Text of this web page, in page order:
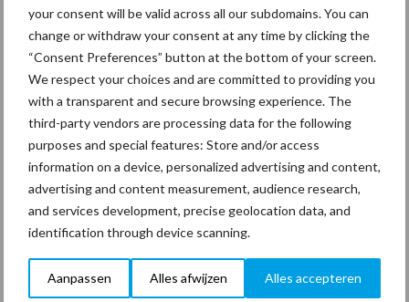
your consent will be valid across all our subdomains. You can
change or withdraw your consent at any time by clicking the
“Consent Preferences” button at the bottom of your screen.
We respect your choices and are committed to providing you
with a transparent and secure browsing experience. The
third-party vendors are processing data for the following
purposes and special features: Store and/or access
information on a device, personalized advertising and content,
advertising and content measurement, audience research,
and services development, precise geolocation data, and
identification through device scanning.
Aanpassen Alles afwijzen Alles accepteren
Primaire
Sidebar
Recent nieuws Partner nieuws
30 dec
Hervorming flexibele
arbeidscontracten kent mitsen en
maren
29 dec
Freddy van de Ridder Cleaners:
“Glazenwassen zit in m’n bloed,
maar innoveren is mijn toekomst”